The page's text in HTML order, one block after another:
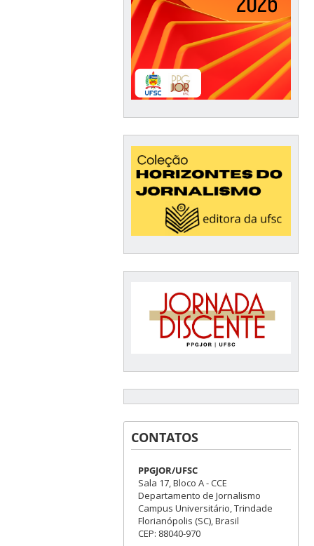
CONTATOS
PPGJOR/UFSC
Sala 17, Bloco A - CCE
Departamento de Jornalismo
Campus Universitário, Trindade
Florianópolis (SC), Brasil
CEP: 88040-970